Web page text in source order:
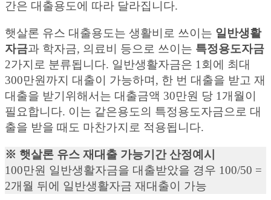
간은 대출용도에 따라 달라집니다.
햇살론 유스 대출용도는 생활비로 쓰이는 일반생활
자금과 학자금, 의료비 등으로 쓰이는 특정용도자금
2가지로 분류됩니다. 일반생활자금은 1회에 최대
300만원까지 대출이 가능하며, 한 번 대출을 받고 재
대출을 받기위해서는 대출금액 30만원 당 1개월이
필요합니다. 이는 같은용도의 특정용도자금으로 대
출을 받을 때도 마찬가지로 적용됩니다.
※ 햇살론 유스 재대출 가능기간 산정예시
100만원 일반생활자금을 대출받았을 경우 100/50 =
2개월 뒤에 일반생활자금 재대출이 가능